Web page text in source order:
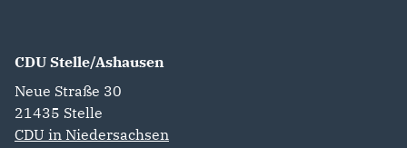
CDU Stelle/Ashausen
Neue Straße 30
21435 Stelle
CDU in Niedersachsen